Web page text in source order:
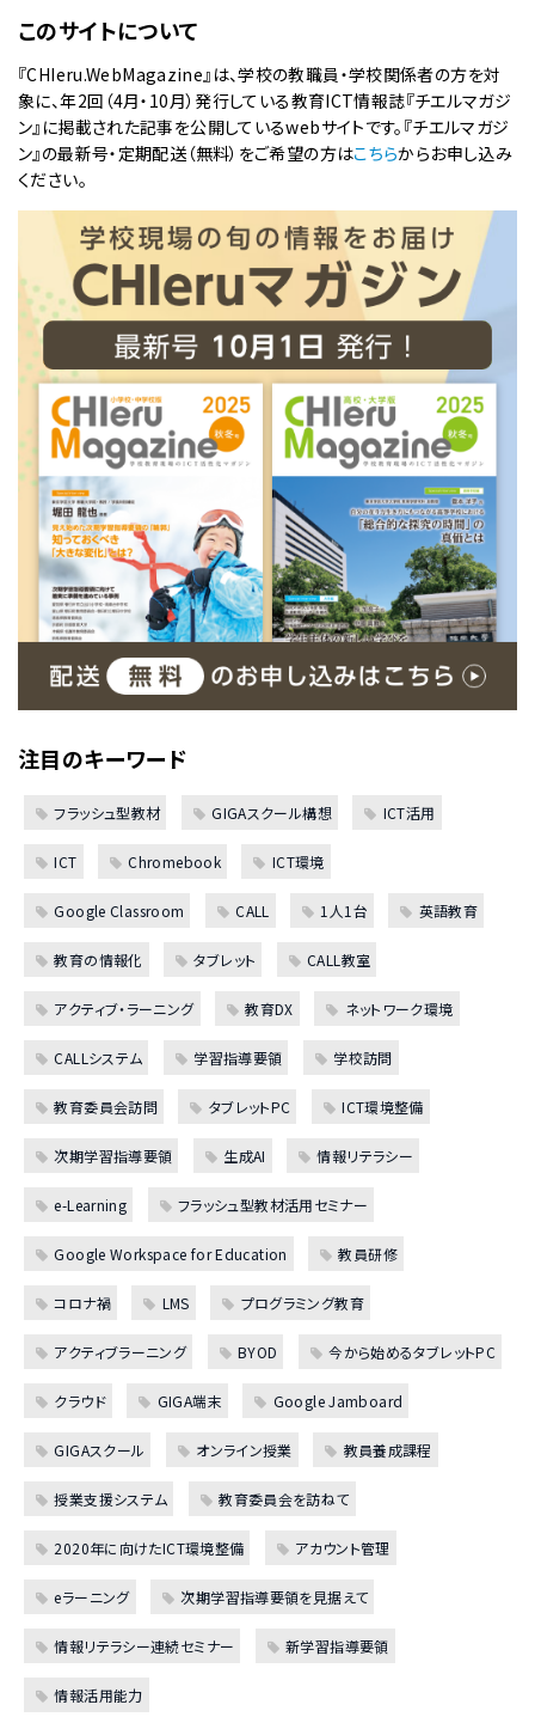
このサイトについて
『CHIeru.WebMagazine』は、学校の教職員・学校関係者の方を対
象に、年2回（4月・10月）発行している教育ICT情報誌『チエルマガジ
ン』に掲載された記事を公開しているwebサイトです。『チエルマガジ
ン』の最新号・定期配送（無料）をご希望の方はこちらからお申し込み
ください。
注目のキーワード
フラッシュ型教材 GIGAスクール構想 ICT活用
ICT Chromebook ICT環境
Google Classroom CALL 1人1台 英語教育
教育の情報化 タブレット CALL教室
アクティブ・ラーニング 教育DX ネットワーク環境
CALLシステム 学習指導要領 学校訪問
教育委員会訪問 タブレットPC ICT環境整備
次期学習指導要領 生成AI 情報リテラシー
e-Learning フラッシュ型教材活用セミナー
Google Workspace for Education 教員研修
コロナ禍 LMS プログラミング教育
アクティブラーニング BYOD 今から始めるタブレットPC
クラウド GIGA端末 Google Jamboard
GIGAスクール オンライン授業 教員養成課程
授業支援システム 教育委員会を訪ねて
2020年に向けたICT環境整備 アカウント管理
eラーニング 次期学習指導要領を見据えて
情報リテラシー連続セミナー 新学習指導要領
情報活用能力